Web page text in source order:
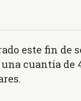
este fin de
cuantía de